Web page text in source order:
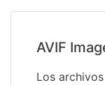
AVIF
Los